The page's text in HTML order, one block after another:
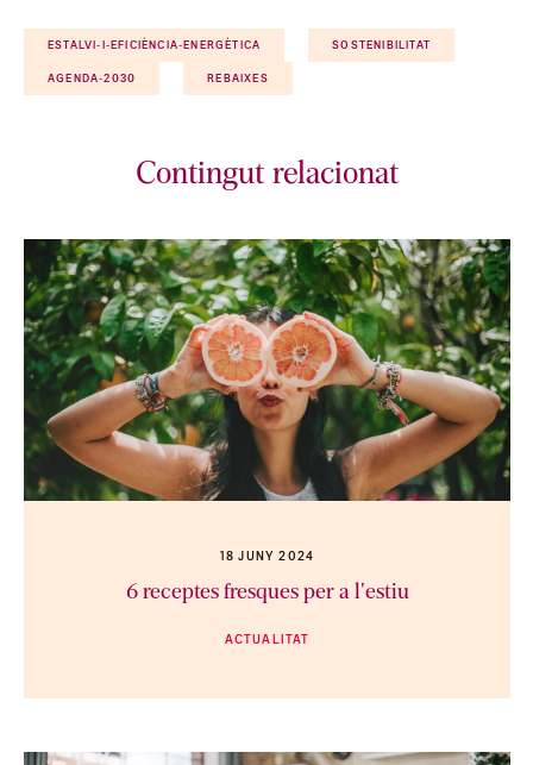
ESTALVI-I-EFICIÈNCIA-ENERGÈTICA SOSTENIBILITAT
AGENDA-2030 REBAIXES
Contingut relacionat
18 JUNY 2024
6 receptes fresques per a l'estiu
ACTUALITAT